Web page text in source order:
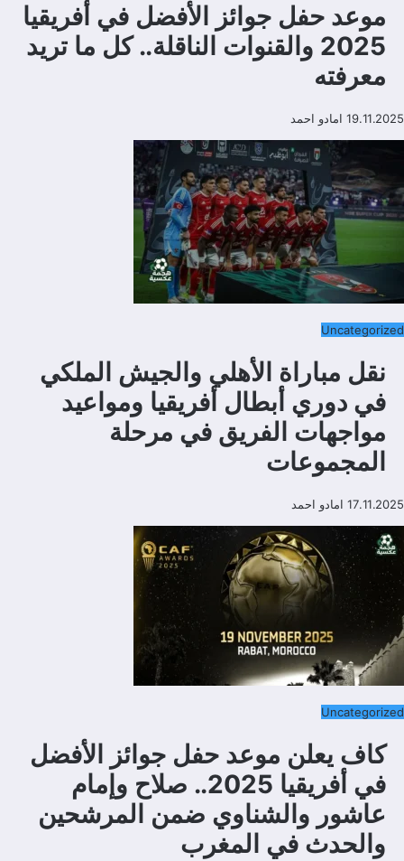
موعد حفل جوائز الأفضل في أفريقيا
2025 والقنوات الناقلة.. كل ما تريد
معرفته
19.11.2025 امادو احمد
Uncategorized
نقل مباراة الأهلي والجيش الملكي
في دوري أبطال أفريقيا ومواعيد
مواجهات الفريق في مرحلة
المجموعات
17.11.2025 امادو احمد
Uncategorized
كاف يعلن موعد حفل جوائز الأفضل
في أفريقيا 2025.. صلاح وإمام
عاشور والشناوي ضمن المرشحين
والحدث في المغرب